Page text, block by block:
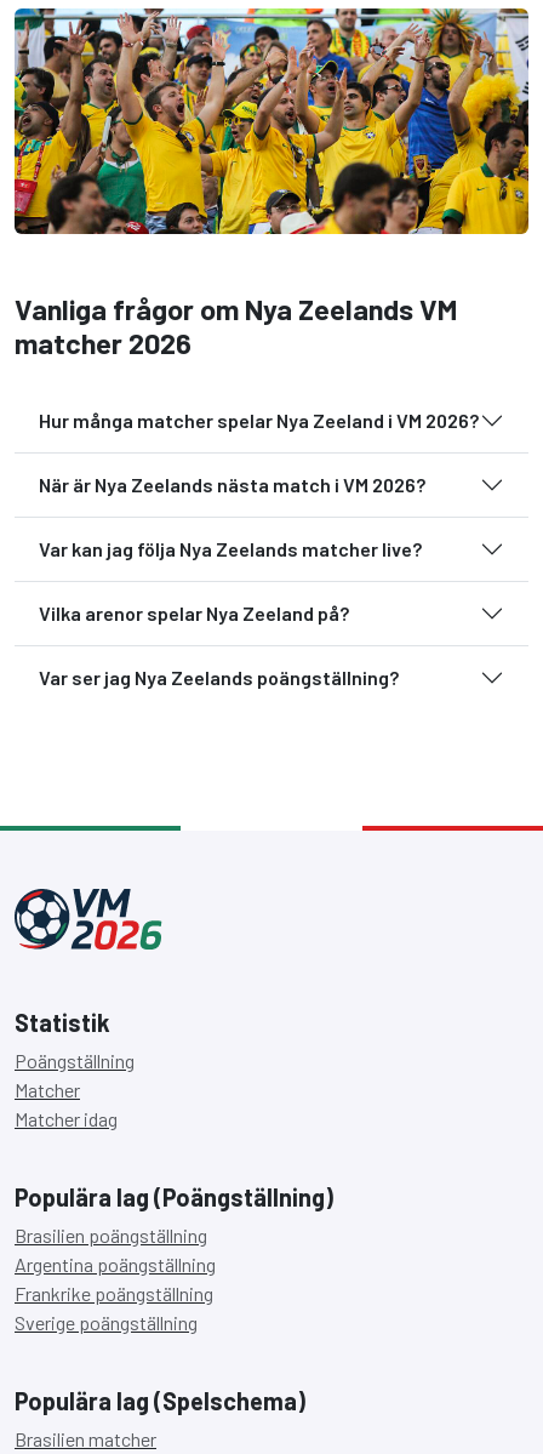
Vanliga frågor om Nya Zeelands VM
matcher 2026
Hur många matcher spelar Nya Zeeland i VM 2026?
När är Nya Zeelands nästa match i VM 2026?
Var kan jag följa Nya Zeelands matcher live?
Vilka arenor spelar Nya Zeeland på?
Var ser jag Nya Zeelands poängställning?
Statistik
Poängställning
Matcher
Matcher idag
Populära lag (Poängställning)
Brasilien poängställning
Argentina poängställning
Frankrike poängställning
Sverige poängställning
Populära lag (Spelschema)
Brasilien matcher